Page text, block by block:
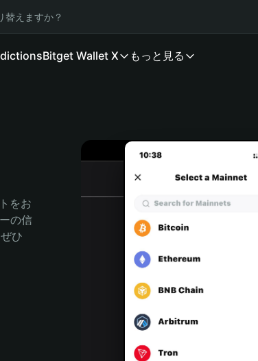
替えますか？
Bitget Wallet X もっと見る
をお
の信
ひ